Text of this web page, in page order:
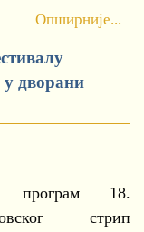
Опширније...
у дворани
програм 18.
стрип